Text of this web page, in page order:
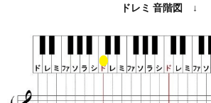
ドレミ 音階図 ↓